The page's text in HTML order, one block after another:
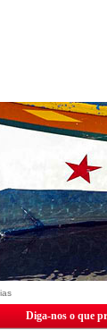
Diga-nos o que